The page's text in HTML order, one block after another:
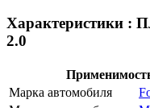
Характеристики :
2.0
Марка автомобиля